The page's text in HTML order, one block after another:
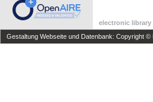
electronic library
Gestaltung Webseite und Datenbank: Copyright